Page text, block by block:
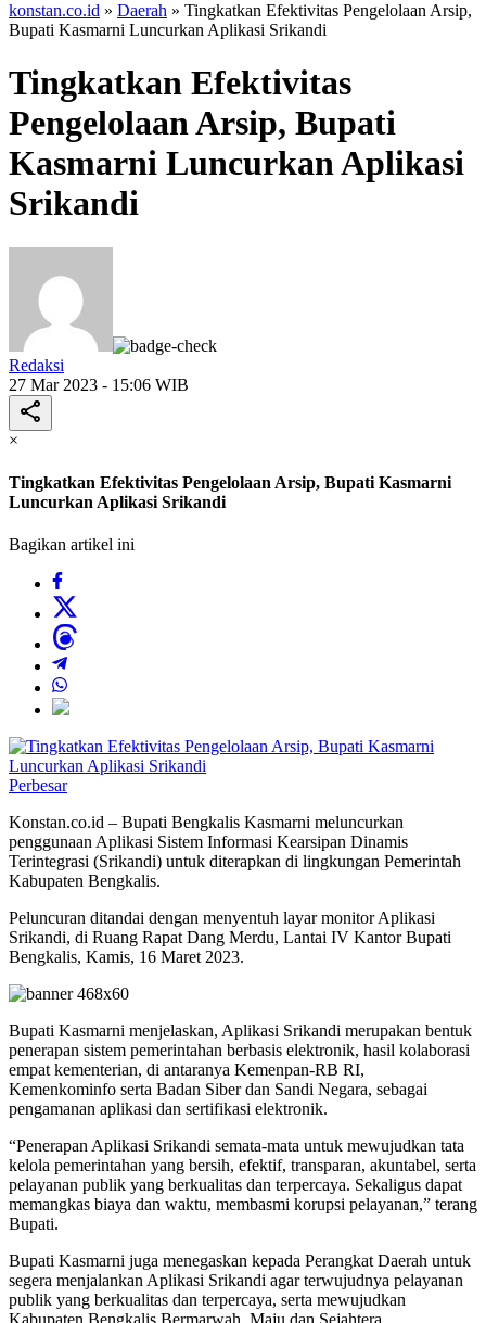
konstan.co.id » Daerah » Tingkatkan Efektivitas Pengelolaan Arsip,
Bupati Kasmarni Luncurkan Aplikasi Srikandi
Tingkatkan Efektivitas
Pengelolaan Arsip, Bupati
Kasmarni Luncurkan Aplikasi
Srikandi
Redaksi
27 Mar 2023 - 15:06 WIB
×
Tingkatkan Efektivitas Pengelolaan Arsip, Bupati Kasmarni
Luncurkan Aplikasi Srikandi
Bagikan artikel ini
Perbesar
Konstan.co.id – Bupati Bengkalis Kasmarni meluncurkan
penggunaan Aplikasi Sistem Informasi Kearsipan Dinamis
Terintegrasi (Srikandi) untuk diterapkan di lingkungan Pemerintah
Kabupaten Bengkalis.
Peluncuran ditandai dengan menyentuh layar monitor Aplikasi
Srikandi, di Ruang Rapat Dang Merdu, Lantai IV Kantor Bupati
Bengkalis, Kamis, 16 Maret 2023.
Bupati Kasmarni menjelaskan, Aplikasi Srikandi merupakan bentuk
penerapan sistem pemerintahan berbasis elektronik, hasil kolaborasi
empat kementerian, di antaranya Kemenpan-RB RI,
Kemenkominfo serta Badan Siber dan Sandi Negara, sebagai
pengamanan aplikasi dan sertifikasi elektronik.
“Penerapan Aplikasi Srikandi semata-mata untuk mewujudkan tata
kelola pemerintahan yang bersih, efektif, transparan, akuntabel, serta
pelayanan publik yang berkualitas dan terpercaya. Sekaligus dapat
memangkas biaya dan waktu, membasmi korupsi pelayanan,” terang
Bupati.
Bupati Kasmarni juga menegaskan kepada Perangkat Daerah untuk
segera menjalankan Aplikasi Srikandi agar terwujudnya pelayanan
publik yang berkualitas dan terpercaya, serta mewujudkan